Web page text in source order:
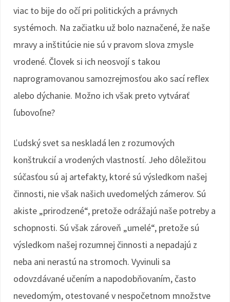
viac to bije do očí pri politických a právnych
systémoch. Na začiatku už bolo naznačené, že naše
mravy a inštitúcie nie sú v pravom slova zmysle
vrodené. Človek si ich neosvojí s takou
naprogramovanou samozrejmosťou ako sací reflex
alebo dýchanie. Možno ich však preto vytvárať
ľubovoľne?
Ľudský svet sa neskladá len z rozumových
konštrukcií a vrodených vlastností. Jeho dôležitou
súčasťou sú aj artefakty, ktoré sú výsledkom našej
činnosti, nie však našich uvedomelých zámerov. Sú
akiste „prirodzené“, pretože odrážajú naše potreby a
schopnosti. Sú však zároveň „umelé“, pretože sú
výsledkom našej rozumnej činnosti a nepadajú z
neba ani nerastú na stromoch. Vyvinuli sa
odovzdávané učením a napodobňovaním, často
nevedomým, otestované v nespočetnom množstve